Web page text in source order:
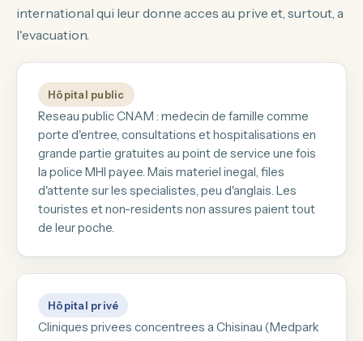
international qui leur donne acces au prive et, surtout, a
l'evacuation.
Hôpital public
Reseau public CNAM : medecin de famille comme
porte d'entree, consultations et hospitalisations en
grande partie gratuites au point de service une fois
la police MHI payee. Mais materiel inegal, files
d'attente sur les specialistes, peu d'anglais. Les
touristes et non-residents non assures paient tout
de leur poche.
Hôpital privé
Cliniques privees concentrees a Chisinau (Medpark